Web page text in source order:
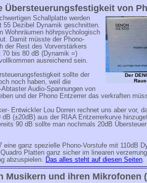
Übersteuerungsfestigkeit von
Der
Schallplatte werden
55 Dezibel Dynamik geschnitten.
Wohnräumen höhrpsychologisch
Damit müsste der Phono-
der Rest des Vorverstärkers
bis 80 dB (Dynamik =)
ausreichend sein.
sollte der
noch haben, weil die
Audio-Spannungen von
und der Phono Entzerrer das verkraften
Entwickler Lou Dorren rechnet uns aber vor,
dB (±20dB) aus der RIAA Entzerrerkurve
90 dB sollte man nochmals 20dB
eine ganz spezielle Phono-Vorstufe mit 110dB
Platten ganz sicher im linearen
abzuspielen. Das alles steht auf diesen Seiten.
Musikern und ihren Mikrofonen